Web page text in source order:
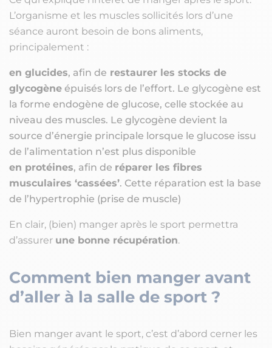
L’organisme et les muscles sollicités lors d’une
séance auront besoin de bons aliments,
principalement :
en glucides, afin de restaurer les stocks de
glycogène épuisés lors de l’effort. Le glycogène est
la forme endogène de glucose, celle stockée au
niveau des muscles. Le glycogène devient la
source d’énergie principale lorsque le glucose issu
de l’alimentation n’est plus disponible
en protéines, afin de réparer les fibres
musculaires ‘cassées’. Cette réparation est la base
de l’hypertrophie (prise de muscle)
En clair, (bien) manger après le sport permettra
d’assurer une bonne récupération.
Comment bien manger avant
d’aller à la salle de sport ?
Bien manger avant le sport, c’est d’abord cerner les